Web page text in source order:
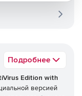
Подробнее
Edition with
версией